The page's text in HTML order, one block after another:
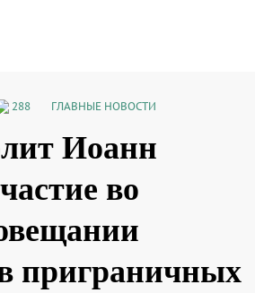
288 ГЛАВНЫЕ НОВОСТИ
Иоанн
во
приграничных